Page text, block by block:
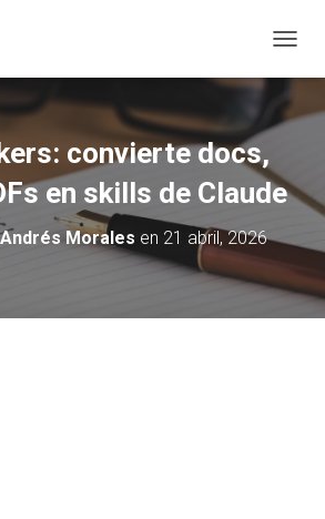
A
B
R
M
D
O
D
convierte docs,
en skills de Claude
Andrés Morales en 21 abril, 2026